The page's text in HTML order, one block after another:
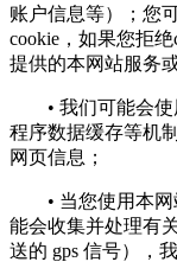
账户信息等）；您
cookie，如果您拒
提供的本网站服务
• 我们可能会使
程序数据缓存等机
网页信息；
• 当您使用本网
能会收集并处理有
送的 gps 信号），